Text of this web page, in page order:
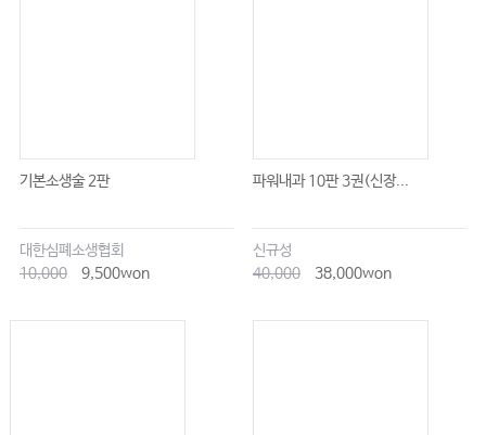
기본소생술 2판
대한심폐소생협회
10,000
9,500won
파워내과 10판 3권(신장...
신규성
40,000
38,000won